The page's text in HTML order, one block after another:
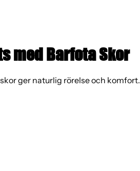
med Barfota Skor
ger naturlig rörelse och komfort.